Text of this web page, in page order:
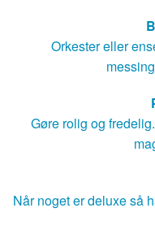
Orkester eller
Gøre rolig og
Når noget er deluxe så